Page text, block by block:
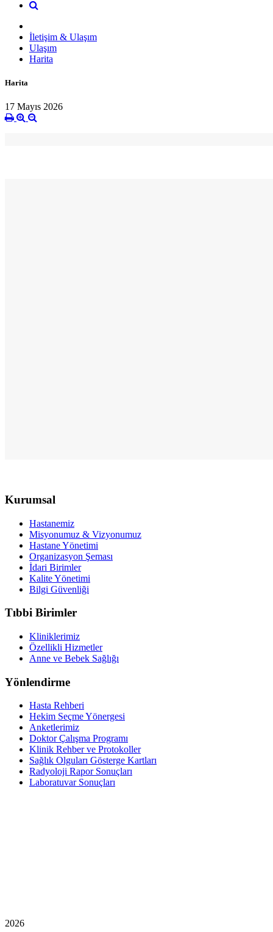
İletişim & Ulaşım
Ulaşım
Harita
Harita
17 Mayıs 2026
Kurumsal
Hastanemiz
Misyonumuz & Vizyonumuz
Hastane Yönetimi
Organizasyon Şeması
İdari Birimler
Kalite Yönetimi
Bilgi Güvenliği
Tıbbi Birimler
Kliniklerimiz
Özellikli Hizmetler
Anne ve Bebek Sağlığı
Yönlendirme
Hasta Rehberi
Hekim Seçme Yönergesi
Anketlerimiz
Doktor Çalışma Programı
Klinik Rehber ve Protokoller
Sağlık Olguları Gösterge Kartları
Radyoloji Rapor Sonuçları
Laboratuvar Sonuçları
2026